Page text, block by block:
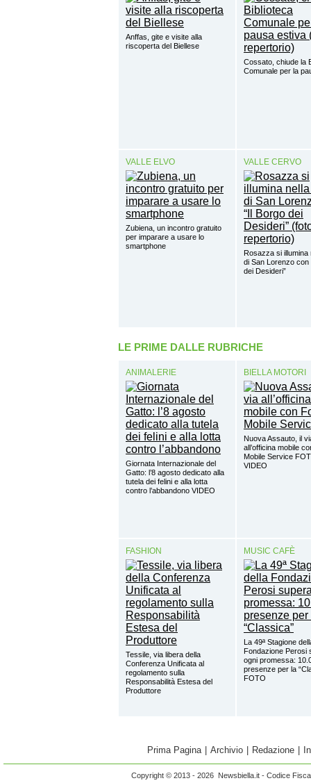
Anffas, gite e visite alla
riscoperta del Biellese
Cossato, chiude la
Comunale per la
VALLE ELVO
Zubiena, un incontro gratuito
per imparare a usare lo
smartphone
VALLE CERVO
Rosazza si illumina
di San Lorenzo con
dei Desideri”
LE PRIME DALLE RUBRICHE
ANIMALERIE
Giornata Internazionale del
Gatto: l’8 agosto dedicato alla
tutela dei felini e alla lotta
contro l’abbandono VIDEO
BIELLA MOTORI
Nuova Assauto, il
all’officina mobile
Mobile Service
VIDEO
FASHION
Tessile, via libera della
Conferenza Unificata al
regolamento sulla
Responsabilità Estesa del
Produttore
MUSIC CAFÈ
La 49ª Stagione
Fondazione Perosi
ogni promessa:
presenze per la
FOTO
Prima Pagina Archivio Redazione
Copyright © 2013 - 2026 Newsbiella.it - Codice